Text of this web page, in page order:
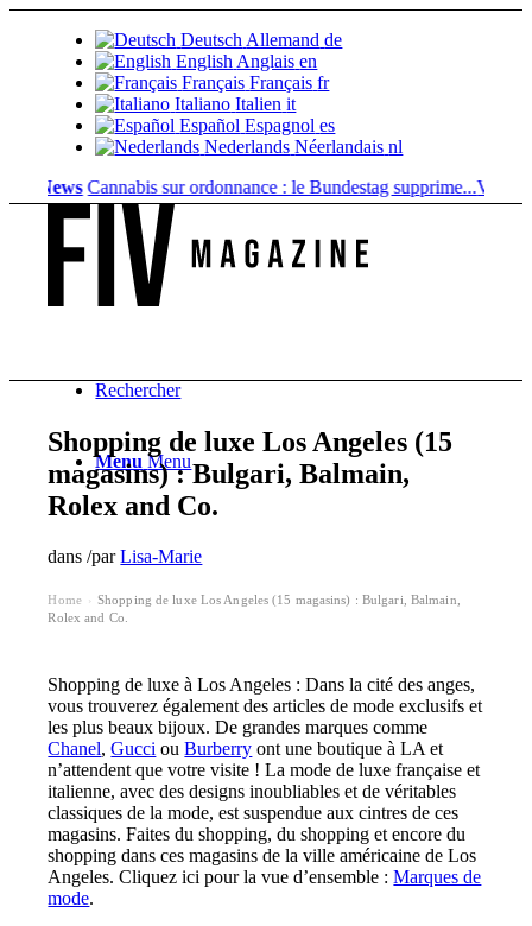
Deutsch Allemand de
English Anglais en
Français Français fr
Italiano Italien it
Español Espagnol es
Nederlands Néerlandais nl
Cannabis sur ordonnance : le Bundestag supprime...Valeur
Rechercher
Menu Menu
Shopping de luxe Los Angeles (15
magasins) : Bulgari, Balmain,
Rolex and Co.
dans/parLisa-Marie
Home
Shopping de luxe Los Angeles (15 magasins) : Bulgari, Balmain,
Rolex and Co.
Shopping de luxe à Los Angeles : Dans la cité des anges,
vous trouverez également des articles de mode exclusifs et
les plus beaux bijoux. De grandes marques comme
Chanel,Gucci ouBurberry ont une boutique à LA et
n’attendent que votre visite ! La mode de luxe française et
italienne, avec des designs inoubliables et de véritables
classiques de la mode, est suspendue aux cintres de ces
magasins. Faites du shopping, du shopping et encore du
shopping dans ces magasins de la ville américaine de Los
Angeles. Cliquez ici pour la vue d’ensemble :Marques de
mode.